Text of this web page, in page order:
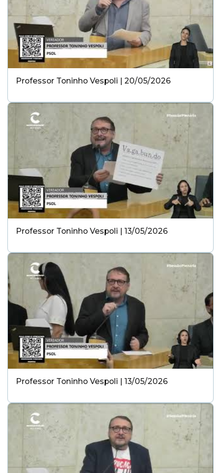
Professor Toninho Vespoli | 20/05/2026
Professor Toninho Vespoli | 13/05/2026
Professor Toninho Vespoli | 13/05/2026